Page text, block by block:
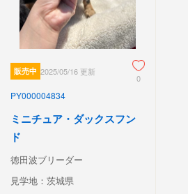
販売中 2025/05/16 更新
0
PY000004834
ミニチュア・ダックスフン
ド
徳田波ブリーダー
見学地：茨城県